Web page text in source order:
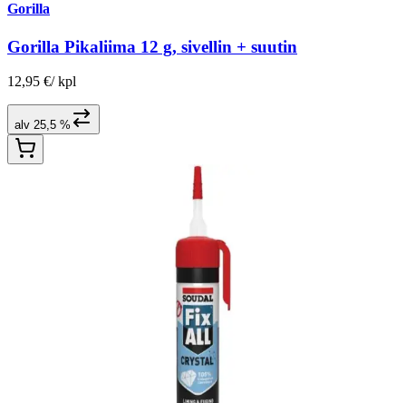
Gorilla
Gorilla Pikaliima 12 g, sivellin + suutin
12,95 €/ kpl
alv 25,5 %